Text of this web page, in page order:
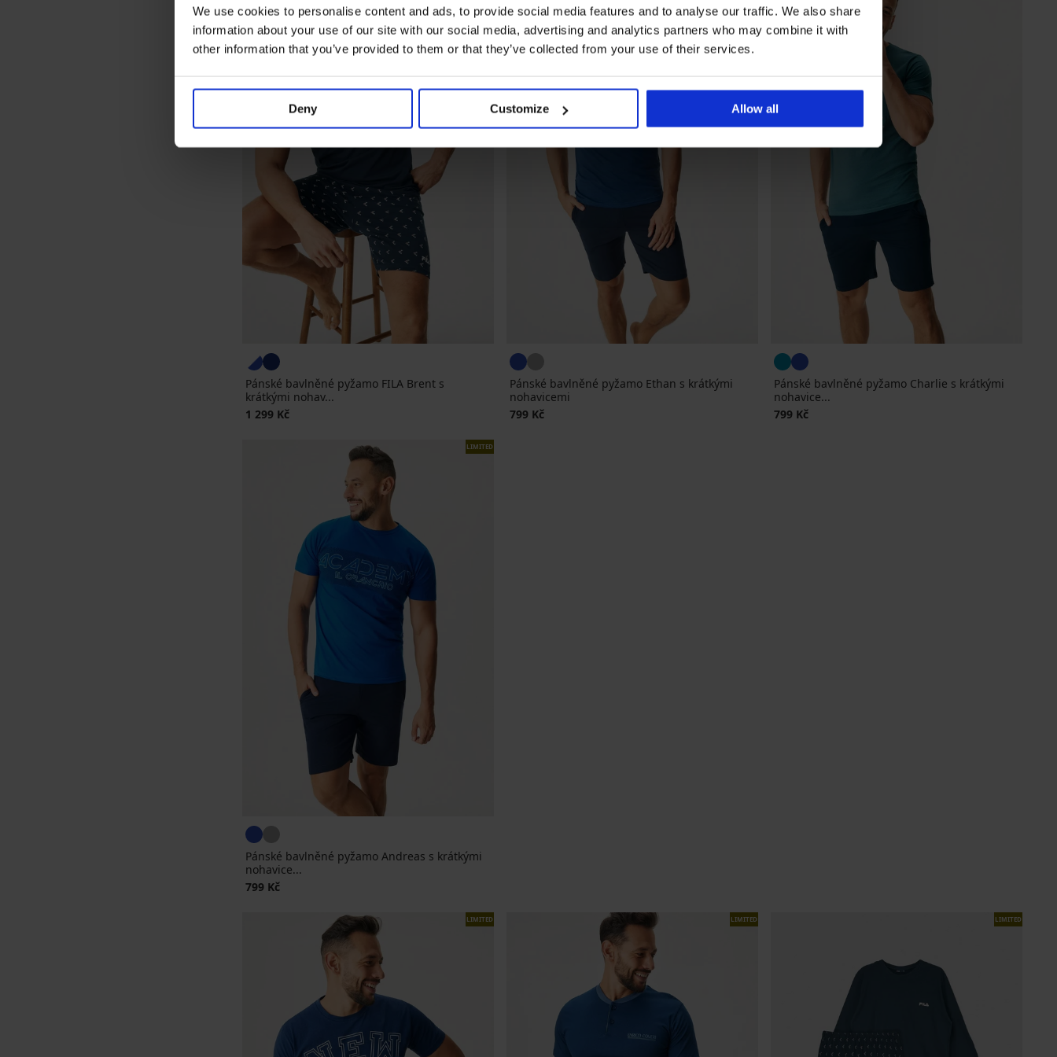
We use cookies to personalise content and ads, to provide social media features and to analyse our traffic. We also share
information about your use of our site with our social media, advertising and analytics partners who may combine it with
other information that you’ve provided to them or that they’ve collected from your use of their services.
Deny Customize Allow all
Pánské bavlněné pyžamo FILA Brent s
krátkými nohav...
1 299 Kč
Pánské bavlněné pyžamo Ethan s krátkými
nohavicemi
799 Kč
Pánské bavlněné pyžamo Charlie s krátkými
nohavice...
799 Kč
LIMITED
Pánské bavlněné pyžamo Andreas s krátkými
nohavice...
799 Kč
LIMITED LIMITED LIMITED